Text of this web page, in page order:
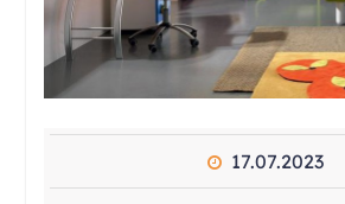
17.07.2023